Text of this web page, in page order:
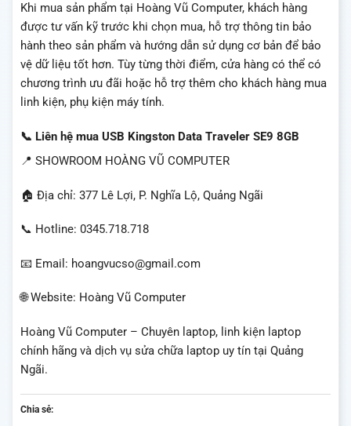
Khi mua sản phẩm tại Hoàng Vũ Computer, khách hàng
được tư vấn kỹ trước khi chọn mua, hỗ trợ thông tin bảo
hành theo sản phẩm và hướng dẫn sử dụng cơ bản để bảo
vệ dữ liệu tốt hơn. Tùy từng thời điểm, cửa hàng có thể có
chương trình ưu đãi hoặc hỗ trợ thêm cho khách hàng mua
linh kiện, phụ kiện máy tính.
📞 Liên hệ mua USB Kingston Data Traveler SE9 8GB
📍 SHOWROOM HOÀNG VŨ COMPUTER
🏠 Địa chỉ: 377 Lê Lợi, P. Nghĩa Lộ, Quảng Ngãi
📞 Hotline: 0345.718.718
📧 Email: hoangvucso@gmail.com
🌐 Website: Hoàng Vũ Computer
Hoàng Vũ Computer – Chuyên laptop, linh kiện laptop
chính hãng và dịch vụ sửa chữa laptop uy tín tại Quảng
Ngãi.
Chia sẻ: